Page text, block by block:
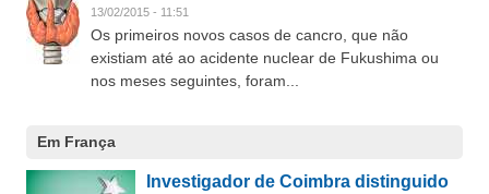
13/02/2015 - 11:51
Os primeiros novos casos de cancro, que não
existiam até ao acidente nuclear de Fukushima ou
nos meses seguintes, foram...
Em França
Investigador de Coimbra distinguido